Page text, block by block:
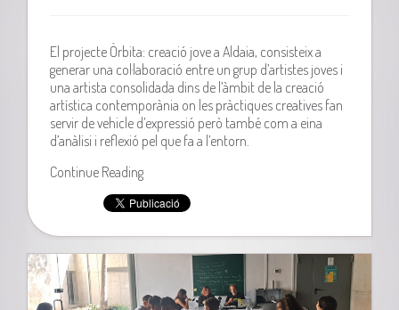
El projecte Òrbita: creació jove a Aldaia, consisteix a
generar una col·laboració entre un grup d’artistes joves i
una artista consolidada dins de l’àmbit de la creació
artística contemporània on les pràctiques creatives fan
servir de vehicle d’expressió però també com a eina
d’anàlisi i reflexió pel que fa a l’entorn.
Continue Reading